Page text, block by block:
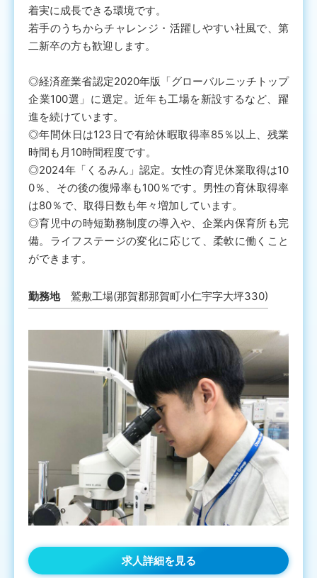
着実に成長できる環境です。
若手のうちからチャレンジ・活躍しやすい社風で、第
二新卒の方も歓迎します。
◎経済産業省認定2020年版「グローバルニッチトップ
企業100選」に選定。近年も工場を新設するなど、躍
進を続けています。
◎年間休日は123日で有給休暇取得率85％以上、残業
時間も月10時間程度です。
◎2024年「くるみん」認定。女性の育児休業取得は10
0％、その後の復帰率も100％です。男性の育休取得率
は80％で、取得日数も年々増加しています。
◎育児中の時短勤務制度の導入や、企業内保育所も完
備。ライフステージの変化に応じて、柔軟に働くこと
ができます。
勤務地 鷲敷工場(那賀郡那賀町小仁宇字大坪330)
求人詳細を見る